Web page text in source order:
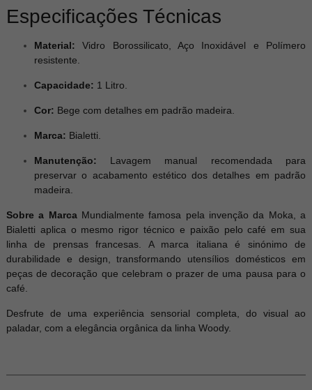
Especificações Técnicas
Material: Vidro Borossilicato, Aço Inoxidável e Polímero
resistente.
Capacidade: 1 Litro.
Cor: Bege com detalhes em padrão madeira.
Marca: Bialetti.
Manutenção: Lavagem manual recomendada para
preservar o acabamento estético dos detalhes em padrão
madeira.
Sobre a MarcaMundialmente famosa pela invenção da Moka, a
Bialetti aplica o mesmo rigor técnico e paixão pelo café em sua
linha de prensas francesas. A marca italiana é sinónimo de
durabilidade e design, transformando utensílios domésticos em
peças de decoração que celebram o prazer de uma pausa para o
café.
Desfrute de uma experiência sensorial completa, do visual ao
paladar, com a elegância orgânica da linha Woody.